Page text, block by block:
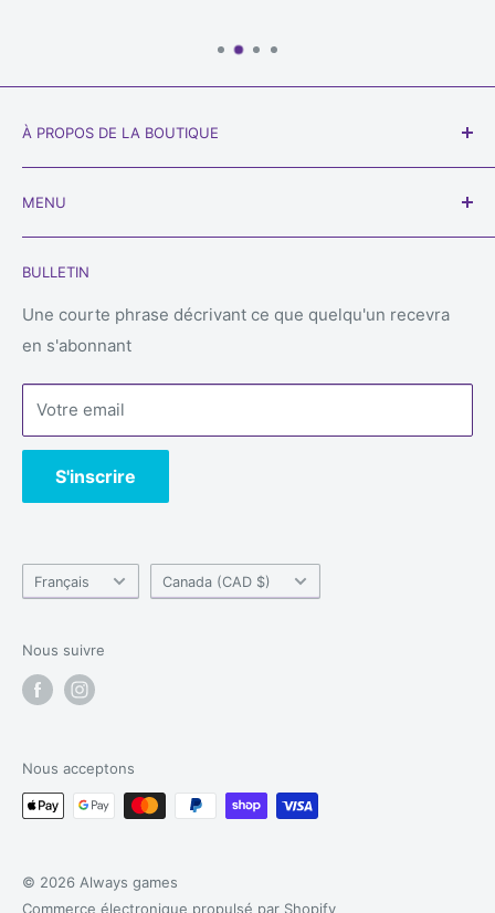
À PROPOS DE LA BOUTIQUE
Notre objectif est de vous faire parvenir des jeux, à
vous, les propriétaires passionnés qui jouerez avec
eux. Bienvenue chezAlways Games!
Téléphone :
Courriel : service@alwaysgames.store
MENU
Expédition
Retours et remboursements
Politique de confidentialité
Conditions d'utilisation
Contactez-nous
BULLETIN
Une courte phrase décrivant ce que quelqu'un recevra
en s'abonnant
Votre email
S'inscrire
Langue
Français Pays/région
Canada (CAD $)
Nous suivre
Nous acceptons
© 2026 Always games
Commerce électronique propulsé par Shopify